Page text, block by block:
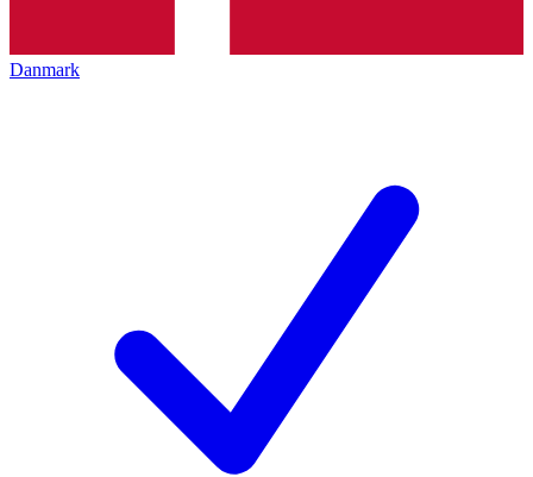
Danmark